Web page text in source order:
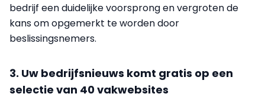
bedrijf een duidelijke voorsprong en vergroten de
kans om opgemerkt te worden door
beslissingsnemers.
3. Uw bedrijfsnieuws komt gratis op een
selectie van 40 vakwebsites